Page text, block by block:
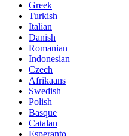
Greek
Turkish
Italian
Danish
Romanian
Indonesian
Czech
Afrikaans
Swedish
Polish
Basque
Catalan